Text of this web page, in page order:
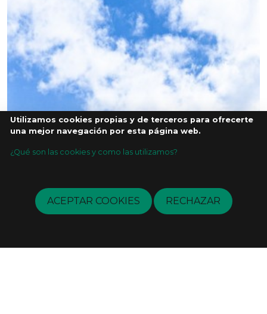
Utilizamos cookies propias y de terceros para ofrecerte
una mejor navegación por esta página web.
¿Qué son las cookies y como las utilizamos?
ACEPTAR COOKIES RECHAZAR